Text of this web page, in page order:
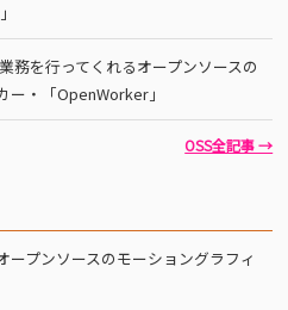
務を行ってくれるオープンソースの
ー・「OpenWorker」
OSS全記事 →
ープンソースのモーショングラフィ